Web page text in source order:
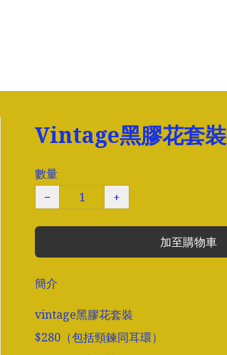
Vintage黑膠花套裝
數量
−
+
加至購物車
簡介
vintage黑膠花套裝
$280（包括頸鍊同耳環）